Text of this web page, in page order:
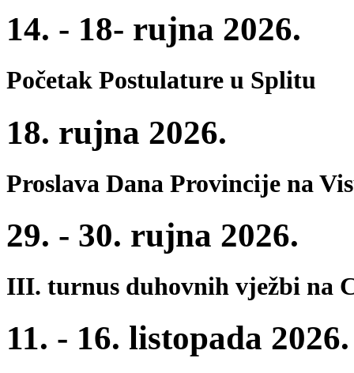
14. - 18- rujna 2026.
Početak Postulature u Splitu
18. rujna 2026.
Proslava Dana Provincije na
29. - 30. rujna 2026.
III. turnus duhovnih vježbi na
11. - 16. listopada 2026.